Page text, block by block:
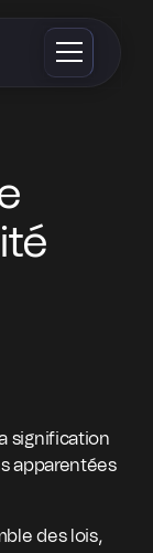
signification
apparentées
des lois,